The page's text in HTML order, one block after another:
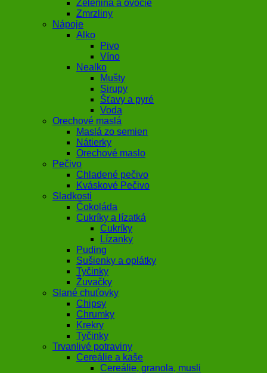
Zelenina a ovocie
Zmrzliny
Nápoje
Alko
Pivo
Víno
Nealko
Mušty
Sirupy
Šťavy a pyré
Voda
Orechové maslá
Maslá zo semien
Nátierky
Orechové maslo
Pečivo
Chladené pečivo
Kváskové Pečivo
Sladkosti
Čokoláda
Cukríky a lízatká
Cukríky
Lízanky
Puding
Sušienky a oplátky
Tyčinky
Žuvačky
Slané chuťovky
Chipsy
Chrumky
Krekry
Tyčinky
Trvanlivé potraviny
Cereálie a kaše
Cereálie, granola, musli